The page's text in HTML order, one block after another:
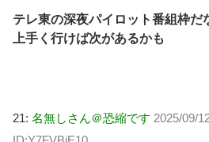
テレ東の深夜パイロット番組枠だ
上手く行けば次があるかも
21: 名無しさん＠恐縮です 2025/09/